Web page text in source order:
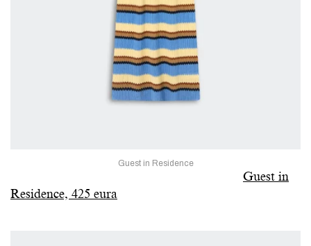
Guest in Residence
Guest in
Residence, 425 eura